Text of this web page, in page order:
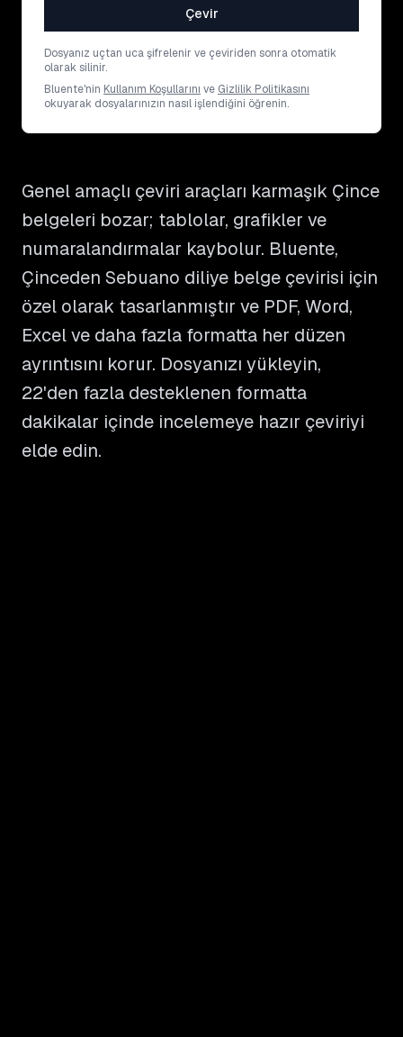
Çevir
Dosyanız uçtan uca şifrelenir ve çeviriden sonra otomatik
olarak silinir.
Bluente'nin Kullanım Koşullarını ve Gizlilik Politikasını
okuyarak dosyalarınızın nasıl işlendiğini öğrenin.
Genel amaçlı çeviri araçları karmaşık Çince
belgeleri bozar; tablolar, grafikler ve
numaralandırmalar kaybolur. Bluente,
Çinceden Sebuano diliye belge çevirisi için
özel olarak tasarlanmıştır ve PDF, Word,
Excel ve daha fazla formatta her düzen
ayrıntısını korur. Dosyanızı yükleyin,
22'den fazla desteklenen formatta
dakikalar içinde incelemeye hazır çeviriyi
elde edin.